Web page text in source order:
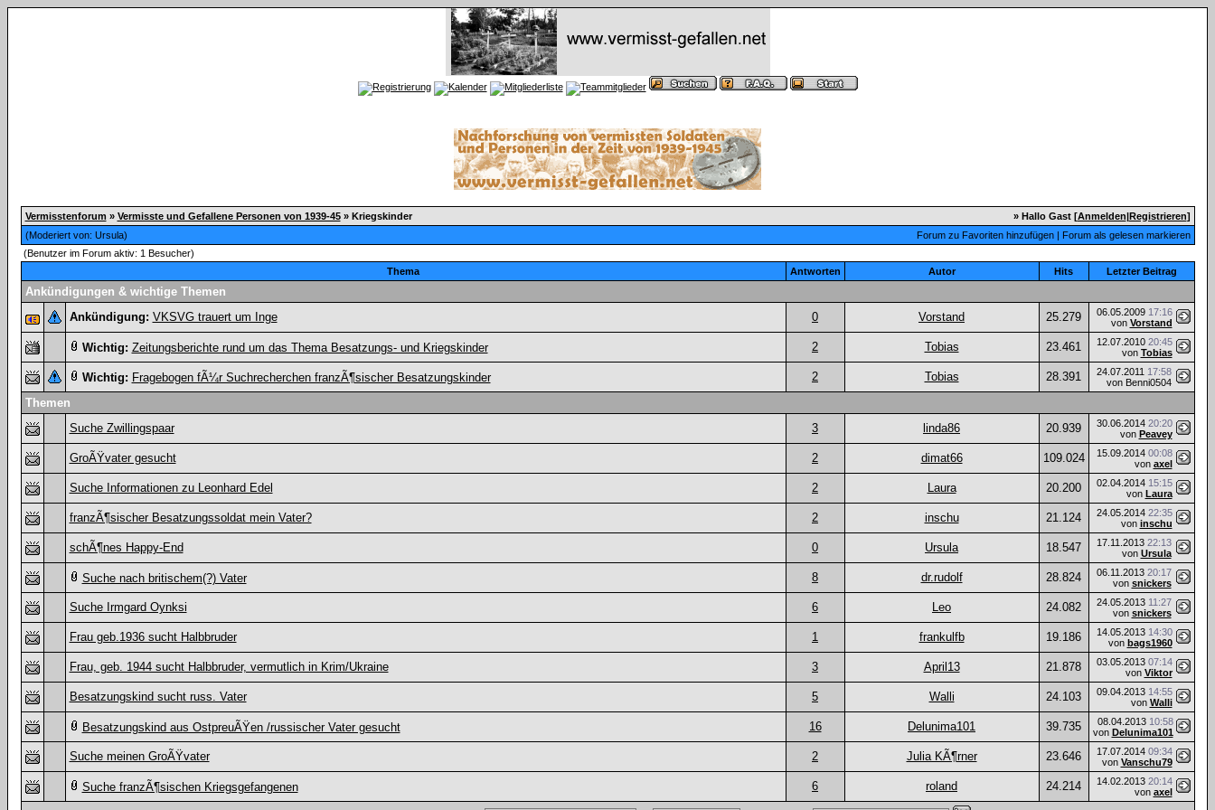
Vermisstenforum » Vermisste und Gefallene Personen von 1939-45» Kriegskinder » Hallo Gast [Anmelden|Registrieren]
(Moderiert von: Ursula) Forum zu Favoriten hinzufügen| Forum als gelesen markieren
(Benutzer im Forum aktiv: 1 Besucher)
Thema
Antworten Autor Hits Letzter Beitrag
Ankündigungen & wichtige Themen
Ankündigung: VKSVG trauert um Inge 0 Vorstand 25.279 06.05.2009 17:16
von Vorstand
Wichtig: Zeitungsberichte rund um das Thema Besatzungs- und Kriegskinder 2 Tobias 23.461 12.07.2010 20:45
von Tobias
Wichtig: Fragebogen fÃ¼r Suchrecherchen franzÃ¶sischer Besatzungskinder 2 Tobias 28.391 24.07.2011 17:58
von Benni0504
Themen
Suche Zwillingspaar
3 linda86 20.939 30.06.2014 20:20
von Peavey
GroÃŸvater gesucht 2 dimat66 109.024 15.09.2014 00:08
von axel
Suche Informationen zu Leonhard Edel 2 Laura 20.200 02.04.2014 15:15
von Laura
franzÃ¶sischer Besatzungssoldat mein Vater? 2 inschu 21.124 24.05.2014 22:35
von inschu
schÃ¶nes Happy-End 0 Ursula 18.547 17.11.2013 22:13
von Ursula
Suche nach britischem(?) Vater 8 dr.rudolf 28.824 06.11.2013 20:17
von snickers
Suche Irmgard Oynksi 6 Leo 24.082 24.05.2013 11:27
von snickers
Frau geb.1936 sucht Halbbruder 1 frankulfb 19.186 14.05.2013 14:30
von bags1960
Frau, geb. 1944 sucht Halbbruder, vermutlich in Krim/Ukraine 3 April13 21.878 03.05.2013 07:14
von Viktor
Besatzungskind sucht russ. Vater 5 Walli 24.103 09.04.2013 14:55
von Walli
Besatzungskind aus OstpreuÃŸen /russischer Vater gesucht 16 Delunima101 39.735 08.04.2013 10:58
von Delunima101
Suche meinen GroÃŸvater 2 Julia KÃ¶rner 23.646 17.07.2014 09:34
von Vanschu79
Suche franzÃ¶sischen Kriegsgefangenen 6 roland 24.214 14.02.2013 20:14
von axel